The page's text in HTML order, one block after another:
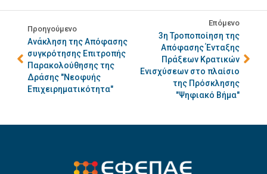
Προηγούμενο
Ανάκληση της Απόφασης
συγκρότησης Επιτροπής
Παρακολούθησης της
Δράσης "Νεοφυής
Επιχειρηματικότητα"
Επόμενο
3η Τροποποίηση της
Απόφασης Ένταξης
Πράξεων Κρατικών
Ενισχύσεων στο πλαίσιο
της Πρόσκλησης
"Ψηφιακό Βήμα"